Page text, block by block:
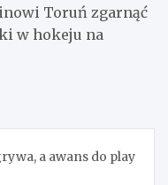
Toruń zgarnąć
w hokeju na
a awans do play